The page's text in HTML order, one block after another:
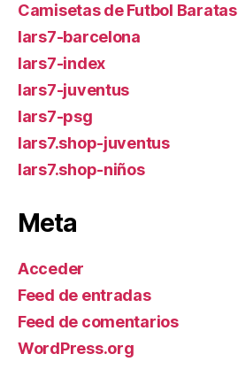
Camisetas de Futbol Baratas
lars7-barcelona
lars7-index
lars7-juventus
lars7-psg
lars7.shop-juventus
lars7.shop-niños
Meta
Acceder
Feed de entradas
Feed de comentarios
WordPress.org